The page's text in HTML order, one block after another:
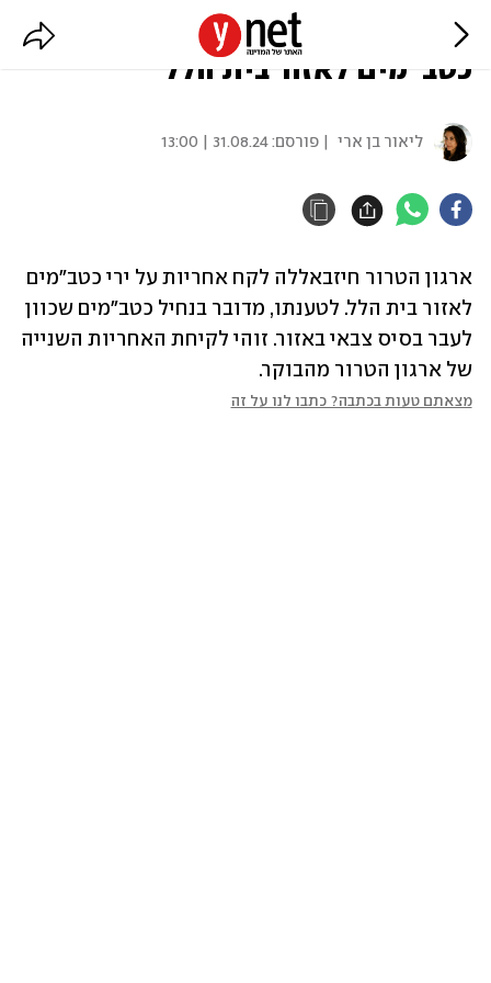
חיזבאללה לקח אחריות על שיגור
כטב"מים לאזור בית הלל
ליאור בן ארי | פורסם:31.08.24 | 13:00
של ארגון הטרור מהבוקר.
מצאתם טעות בכתבה? כתבו לנו על זה